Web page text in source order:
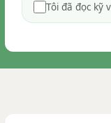
Tôi đã đọc kỹ